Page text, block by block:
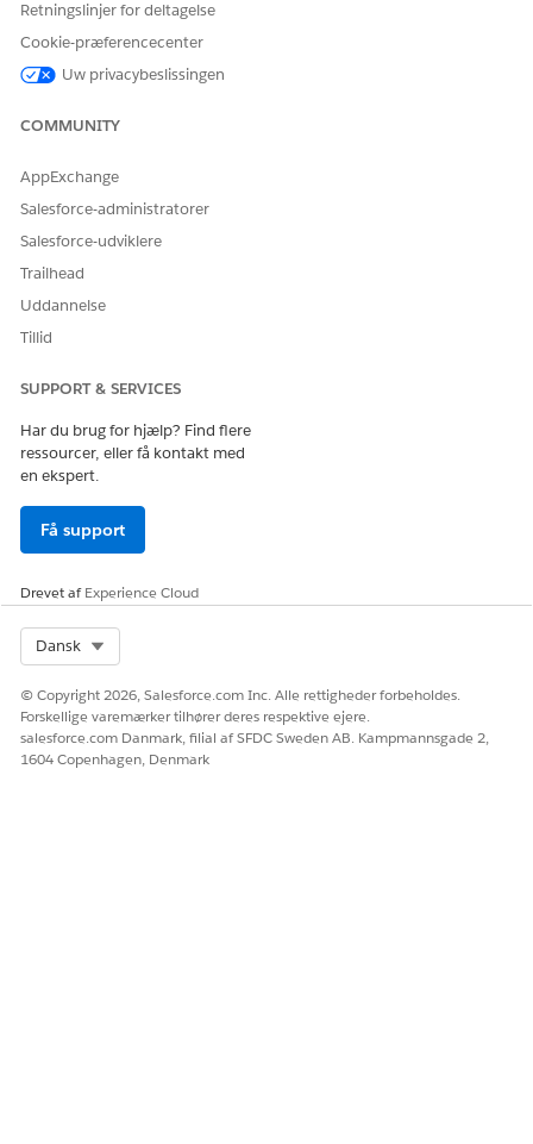
Kører denne handling en
eller flere
meddelelsesskabeloner?
LØSTE DENNE ARTIKEL DIT PROBLEM?
Giv os besked, så vi kan forbedre os!
Retningslinjer for deltagelse
Cookie-præferencecenter
Uw privacybeslissingen
COMMUNITY
AppExchange
Salesforce-administratorer
Salesforce-udviklere
Trailhead
Uddannelse
Tillid
SUPPORT & SERVICES
Har du brug for hjælp? Find flere
ressourcer, eller få kontakt med
en ekspert.
Få support
Drevet afExperience Cloud
Dansk
© Copyright 2026, Salesforce.com Inc. Alle rettigheder forbeholdes.
Forskellige varemærker tilhører deres respektive ejere.
salesforce.com Danmark, filial af SFDC Sweden AB. Kampmannsgade 2,
1604 Copenhagen, Denmark